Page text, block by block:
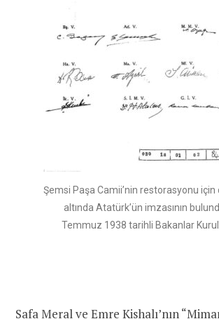
Şemsi Paşa Camii’nin restorasyonu için
altında Atatürk’ün imzasının
Temmuz 1938 tarihli Bakanlar
Safa Meral ve Emre Kishalı’nın “